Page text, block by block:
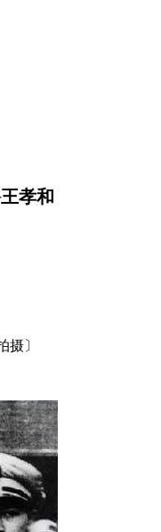
孝和
摄〕